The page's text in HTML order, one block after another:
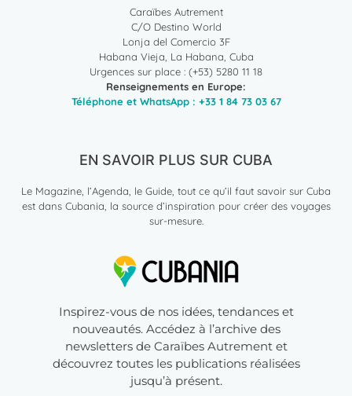
Caraïbes Autrement
C/O Destino World
Lonja del Comercio 3F
Habana Vieja, La Habana, Cuba
Urgences sur place : (+53) 5280 11 18
Renseignements en Europe:
Téléphone et WhatsApp : +33 1 84 73 03 67
EN SAVOIR PLUS SUR CUBA
Le Magazine, l’Agenda, le Guide, tout ce qu’il faut savoir sur Cuba
est dans Cubania, la source d’inspiration pour créer des voyages
sur-mesure.
Inspirez-vous de nos idées, tendances et
nouveautés. Accédez à l’archive des
newsletters de Caraïbes Autrement et
découvrez toutes les publications réalisées
jusqu’à présent.